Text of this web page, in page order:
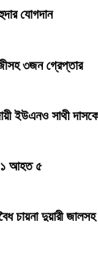
যোগদান
৩জন গ্রেপ্তার
ইউএনও সাথী
১ আহত ৫
চায়না দুয়ারী